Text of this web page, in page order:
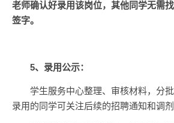
老师确认好录用该岗位，其他同学无需
签字。
5、录用公示：
学生服务中心整理、审核材料，分
录用的同学可关注后续的招聘通知和调剂